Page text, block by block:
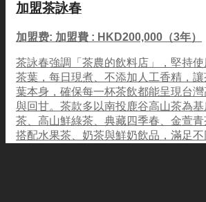
加盟茶詠春
加盟费: 加盟費 : HKD200,000（3年）
茶詠春強調「茶農的飲料店」，堅持
茶葉，每日現煮、不添加人工香精，
葉本身，確保每一杯茶飲都能呈現台
與回甘。茶款多以南投鹿谷高山茶為
茶、高山鮮綠茶、典藏四季春、金萱
搭配水果茶、奶茶與鮮奶飲品，滿足不